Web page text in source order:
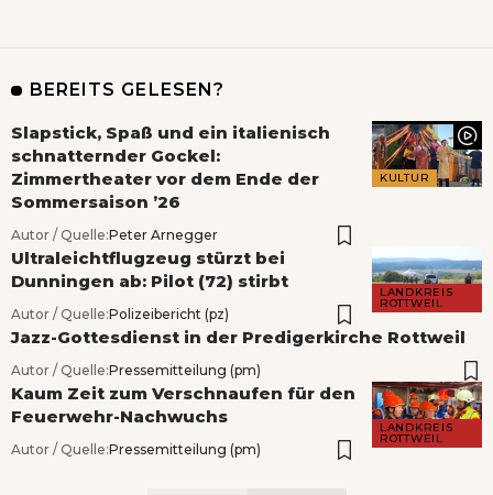
BEREITS GELESEN?
KULTUR
Slapstick, Spaß und ein italienisch
schnatternder Gockel:
Zimmertheater vor dem Ende der
Sommersaison ’26
Autor / Quelle:Peter Arnegger
LANDKREIS
ROTTWEIL
Ultraleichtflugzeug stürzt bei
Dunningen ab: Pilot (72) stirbt
Autor / Quelle:Polizeibericht (pz)
Jazz-Gottesdienst in der Predigerkirche Rottweil
Autor / Quelle:Pressemitteilung (pm)
LANDKREIS
ROTTWEIL
Kaum Zeit zum Verschnaufen für den
Feuerwehr-Nachwuchs
Autor / Quelle:Pressemitteilung (pm)